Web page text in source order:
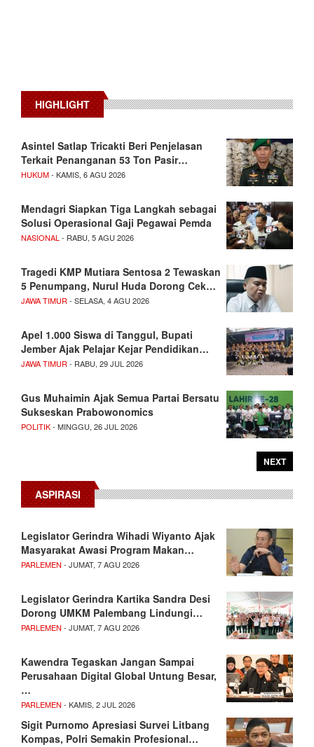
HIGHLIGHT
Asintel Satlap Tricakti Beri Penjelasan
Terkait Penanganan 53 Ton Pasir…
HUKUM- KAMIS, 6 AGU 2026
Mendagri Siapkan Tiga Langkah sebagai
Solusi Operasional Gaji Pegawai Pemda
NASIONAL - RABU, 5 AGU 2026
Tragedi KMP Mutiara Sentosa 2 Tewaskan
5 Penumpang, Nurul Huda Dorong Cek…
JAWA TIMUR - SELASA, 4 AGU 2026
Apel 1.000 Siswa di Tanggul, Bupati
Jember Ajak Pelajar Kejar Pendidikan…
JAWA TIMUR - RABU, 29 JUL 2026
Gus Muhaimin Ajak Semua Partai Bersatu
Sukseskan Prabowonomics
POLITIK- MINGGU, 26 JUL 2026
NEXT
ASPIRASI
Legislator Gerindra Wihadi Wiyanto Ajak
Masyarakat Awasi Program Makan…
PARLEMEN - JUMAT, 7 AGU 2026
Legislator Gerindra Kartika Sandra Desi
Dorong UMKM Palembang Lindungi…
PARLEMEN - JUMAT, 7 AGU 2026
Kawendra Tegaskan Jangan Sampai
Perusahaan Digital Global Untung Besar,
…
PARLEMEN - KAMIS, 2 JUL 2026
Sigit Purnomo Apresiasi Survei Litbang
Kompas, Polri Semakin Profesional…